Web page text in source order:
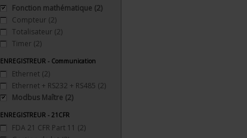
Fonction mathématique (2)
Compteur (2)
Totalisateur (2)
Timer (2)
ENREGISTREUR - Communication
Ethernet (2)
Ethernet + RS232 + RS485 (2)
Modbus Maître (2)
ENREGISTREUR - 21CFR
FDA 21 CFR Part 11 (2)